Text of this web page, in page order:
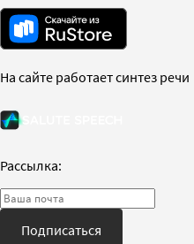
На сайте работает синтез речи
Рассылка:
Подписаться